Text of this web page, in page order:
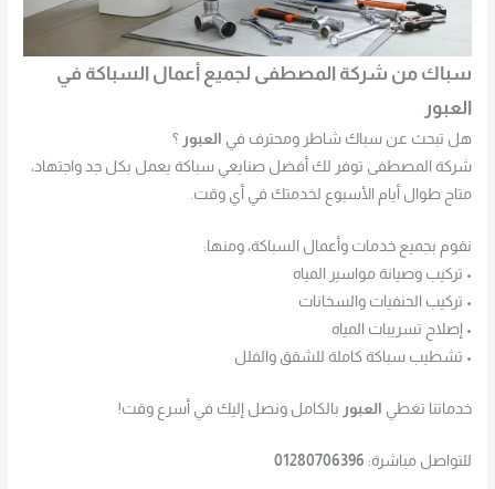
سباك من شركة المصطفى لجميع أعمال السباكة في
العبور
هل تبحث عن سباك شاطر ومحترف في العبور ؟
شركة المصطفى توفر لك أفضل صنايعي سباكة يعمل بكل جد واجتهاد،
متاح طوال أيام الأسبوع لخدمتك في أي وقت.
نقوم بجميع خدمات وأعمال السباكة، ومنها:
• تركيب وصيانة مواسير المياه
• تركيب الحنفيات والسخانات
• إصلاح تسريبات المياه
• تشطيب سباكة كاملة للشقق والفلل
خدماتنا تغطي العبور بالكامل ونصل إليك في أسرع وقت!
للتواصل مباشرة: 01280706396